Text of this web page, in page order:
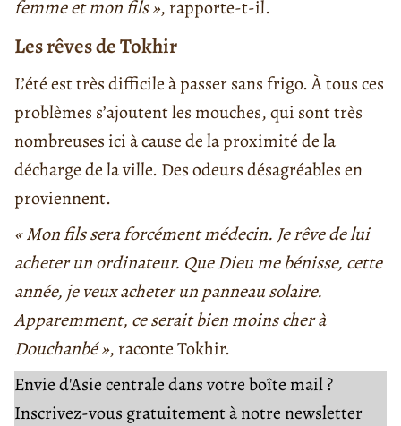
femme et mon fils », rapporte-t-il.
Les rêves de Tokhir
L’été est très difficile à passer sans frigo. À tous ces
problèmes s’ajoutent les mouches, qui sont très
nombreuses ici à cause de la proximité de la
décharge de la ville. Des odeurs désagréables en
proviennent.
« Mon fils sera forcément médecin. Je rêve de lui
acheter un ordinateur. Que Dieu me bénisse, cette
année, je veux acheter un panneau solaire.
Apparemment, ce serait bien moins cher à
Douchanbé », raconte Tokhir.
Envie d'Asie centrale dans votre boîte mail ?
Inscrivez-vous gratuitement à notre newsletter